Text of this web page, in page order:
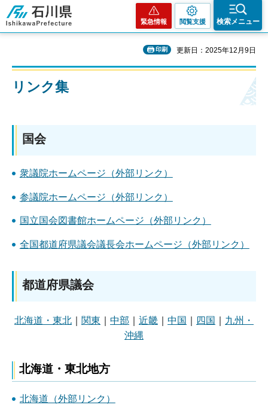
石川県
緊急情報 閲覧支援 検索メニュー
印刷 更新日：2025年12月9日
リンク集
国会
衆議院ホームページ（外部リンク）
参議院ホームページ（外部リンク）
国立国会図書館ホームページ（外部リンク）
全国都道府県議会議長会ホームページ（外部リンク）
都道府県議会
北海道・東北 関東 中部 近畿 中国 四国
九州・
沖縄
北海道・東北地方
北海道（外部リンク）